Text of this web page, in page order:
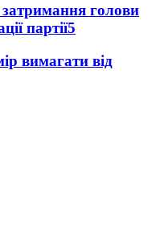
голови
партії5
вимагати від